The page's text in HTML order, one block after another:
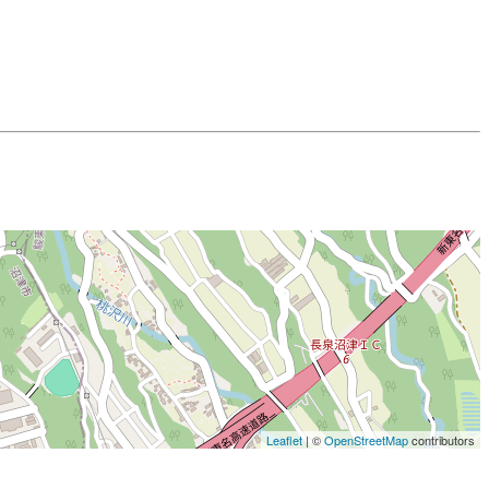
Leaflet| ©OpenStreetMapcontributors